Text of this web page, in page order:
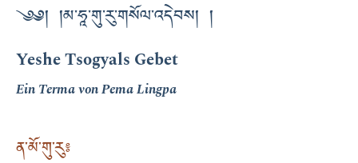
༄༅། །མ་ཧཱ་གུ་རུ་གསོལ་འདེབས། །
Yeshe Tsogyals Gebet
Ein Terma von Pema Lingpa
ན་མོ་གུ་རུ༔